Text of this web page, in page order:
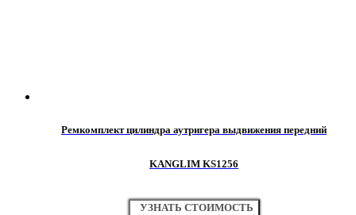
Ремкомплект цилиндра аутригера выдвижения передний
KANGLIM KS1256
УЗНАТЬ СТОИМОСТЬ